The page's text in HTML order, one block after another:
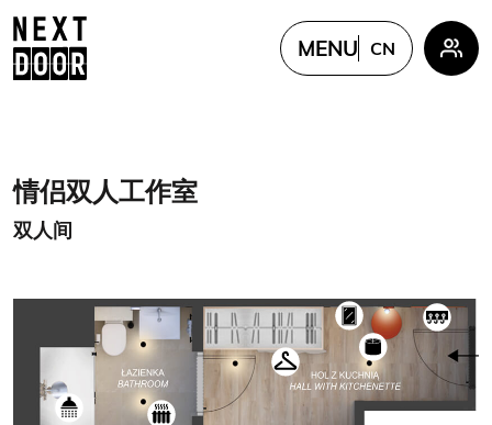
MENU CN
情侣双人工作室
双人间